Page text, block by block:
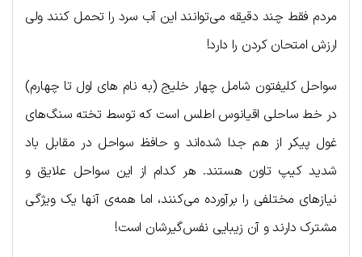
مردم فقط چند دقیقه می‌توانند این آب سرد را تحمل کنند ولی
ارزش امتحان کردن را دارد!
سواحل کلیفتون شامل چهار خلیج (به نام های اول تا چهارم)
در خط ساحلی اقیانوس اطلس است که توسط تخته سنگ‌های
غول پیکر از هم جدا شده‌اند و حافظ سواحل در مقابل باد
شدید کیپ تاون هستند. هر کدام از این سواحل علایق و
نیازهای مختلفی را برآورده می‌کنند، اما همه‌ی آنها یک ویژگی
مشترک دارند و آن زیبایی نفس‌گیرشان است!